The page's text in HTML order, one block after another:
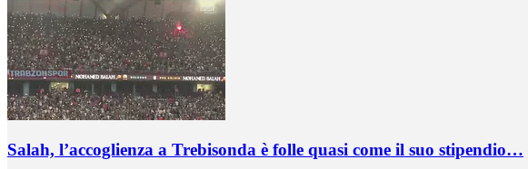
Salah, l’accoglienza a Trebisonda è folle quasi come il suo stipendio…